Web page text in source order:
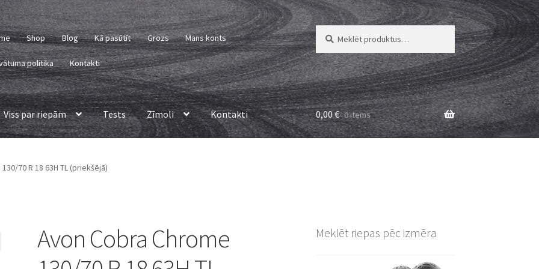
Shop Blog Kā pasūtīt Grozs Mans konts
politika Kontakti
Meklēt:
Meklēt
Viss par riepām Tests Zīmoli Kontakti 0,00€ 0 items
70 R 18 63H TL (priekšējā)
Avon Cobra Chrome
Meklēt riepas pēc izmēra